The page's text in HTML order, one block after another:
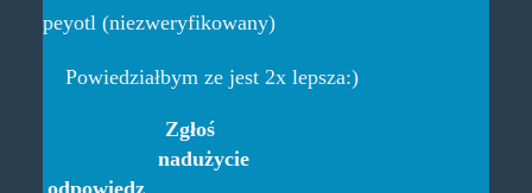
peyotl (niezweryfikowany)
Powiedziałbym ze jest 2x lepsza:)
odpowiedz
Zgłoś
nadużycie